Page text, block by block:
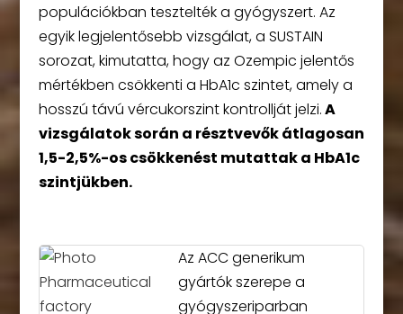
populációkban tesztelték a gyógyszert. Az
egyik legjelentősebb vizsgálat, a SUSTAIN
sorozat, kimutatta, hogy az Ozempic jelentős
mértékben csökkenti a HbA1c szintet, amely a
hosszú távú vércukorszint kontrollját jelzi.A
vizsgálatok során a résztvevők átlagosan
1,5-2,5%-os csökkenést mutattak a HbA1c
szintjükben.
Az ACC generikum
gyártók szerepe a
gyógyszeriparban